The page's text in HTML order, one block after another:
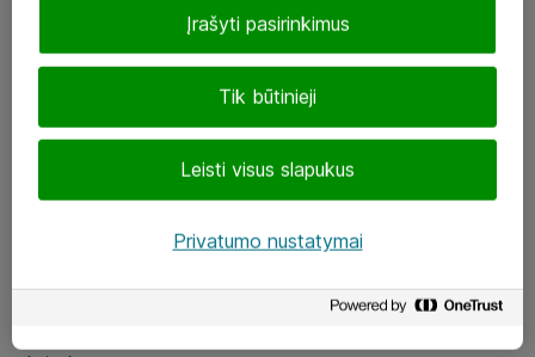
LinkedIn
Tik būtinieji
Leisti visus slapukus
Įrašyti pasirinkimus
Privatumo nustatymai